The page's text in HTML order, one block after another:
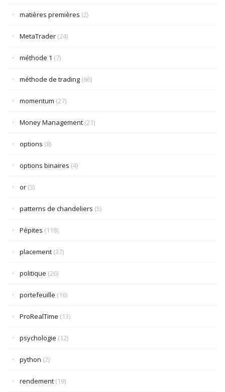
matières premières (2)
MetaTrader (24)
méthode 1 (7)
méthode de trading (66)
momentum (27)
Money Management (21)
options (8)
options binaires (4)
or (3)
patterns de chandeliers (5)
Pépites (118)
placement (37)
politique (26)
portefeuille (16)
ProRealTime (13)
psychologie (12)
python (2)
rendement (19)